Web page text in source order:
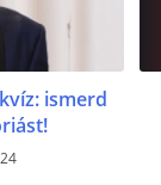
ismerd